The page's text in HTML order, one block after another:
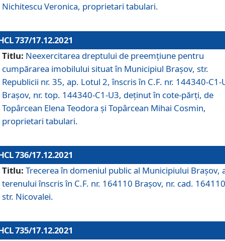
Nichitescu Veronica, proprietari tabulari.
737/17.12.2021
Titlu: Neexercitarea dreptului de preemţiune pentru
cumpărarea imobilului situat în Municipiul Braşov, str.
Republicii nr. 35, ap. Lotul 2, înscris în C.F. nr. 144340-C1-
Brașov, nr. top. 144340-C1-U3, deținut în cote-părți, de
Topârcean Elena Teodora și Topârcean Mihai Cosmin,
proprietari tabulari.
736/17.12.2021
Titlu: Trecerea în domeniul public al Municipiului Braşov,
terenului înscris în C.F. nr. 164110 Brașov, nr. cad.
str. Nicovalei.
735/17.12.2021